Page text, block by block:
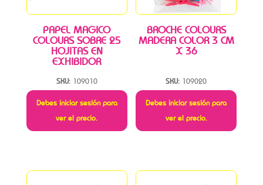
PAPEL MAGICO
COLOURS SOBRE 25
HOJITAS EN
EXHIBIDOR
SKU: 109010
Debes iniciar sesión para
ver el precio.
BROCHE COLOURS
MADERA COLOR 3 CM
X 36
SKU: 109020
Debes iniciar sesión para
ver el precio.